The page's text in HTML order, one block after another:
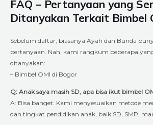
FAQ – Pertanyaan yang
Ditanyakan Terkait Bimbel
Sebelum daftar, biasanya Ayah dan Bunda
pertanyaan. Nah, kami rangkum beberapa
ditanyakan:
– Bimbel OMI di Bogor
Q: Anak saya masih SD, apa bisa ikut bimbel
A: Bisa banget. Kami menyesuaikan metode
dan tingkat pendidikan anak, baik SD, SMP,